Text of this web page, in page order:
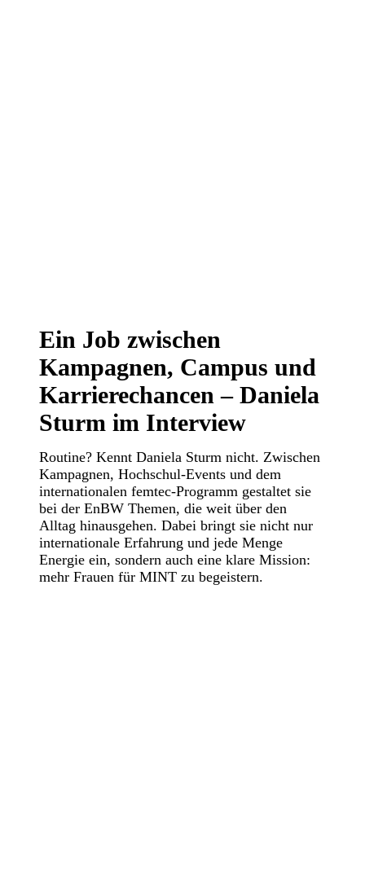
Ein Job zwischen
Kampagnen, Campus und
Karrierechancen – Daniela
Sturm im Interview
Routine? Kennt Daniela Sturm nicht. Zwischen
Kampagnen, Hochschul-Events und dem
internationalen femtec-Programm gestaltet sie
bei der EnBW Themen, die weit über den
Alltag hinausgehen. Dabei bringt sie nicht nur
internationale Erfahrung und jede Menge
Energie ein, sondern auch eine klare Mission:
mehr Frauen für MINT zu begeistern.